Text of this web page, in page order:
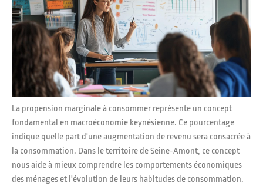
La propension marginale à consommer représente un concept
fondamental en macroéconomie keynésienne. Ce pourcentage
indique quelle part d'une augmentation de revenu sera consacrée à
la consommation. Dans le territoire de Seine-Amont, ce concept
nous aide à mieux comprendre les comportements économiques
des ménages et l'évolution de leurs habitudes de consommation.